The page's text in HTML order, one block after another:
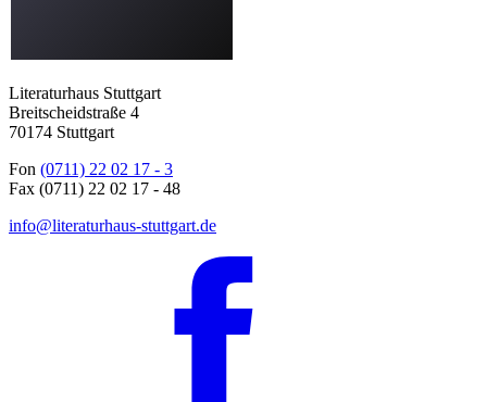
Literaturhaus Stuttgart
Breitscheidstraße 4
70174 Stuttgart
Fon (0711) 22 02 17 - 3
Fax (0711) 22 02 17 - 48
info@literaturhaus-stuttgart.de